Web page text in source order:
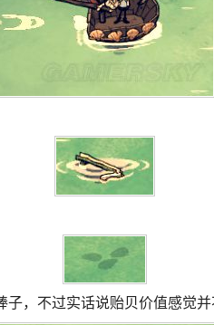
，不过实话说贻贝价值感觉